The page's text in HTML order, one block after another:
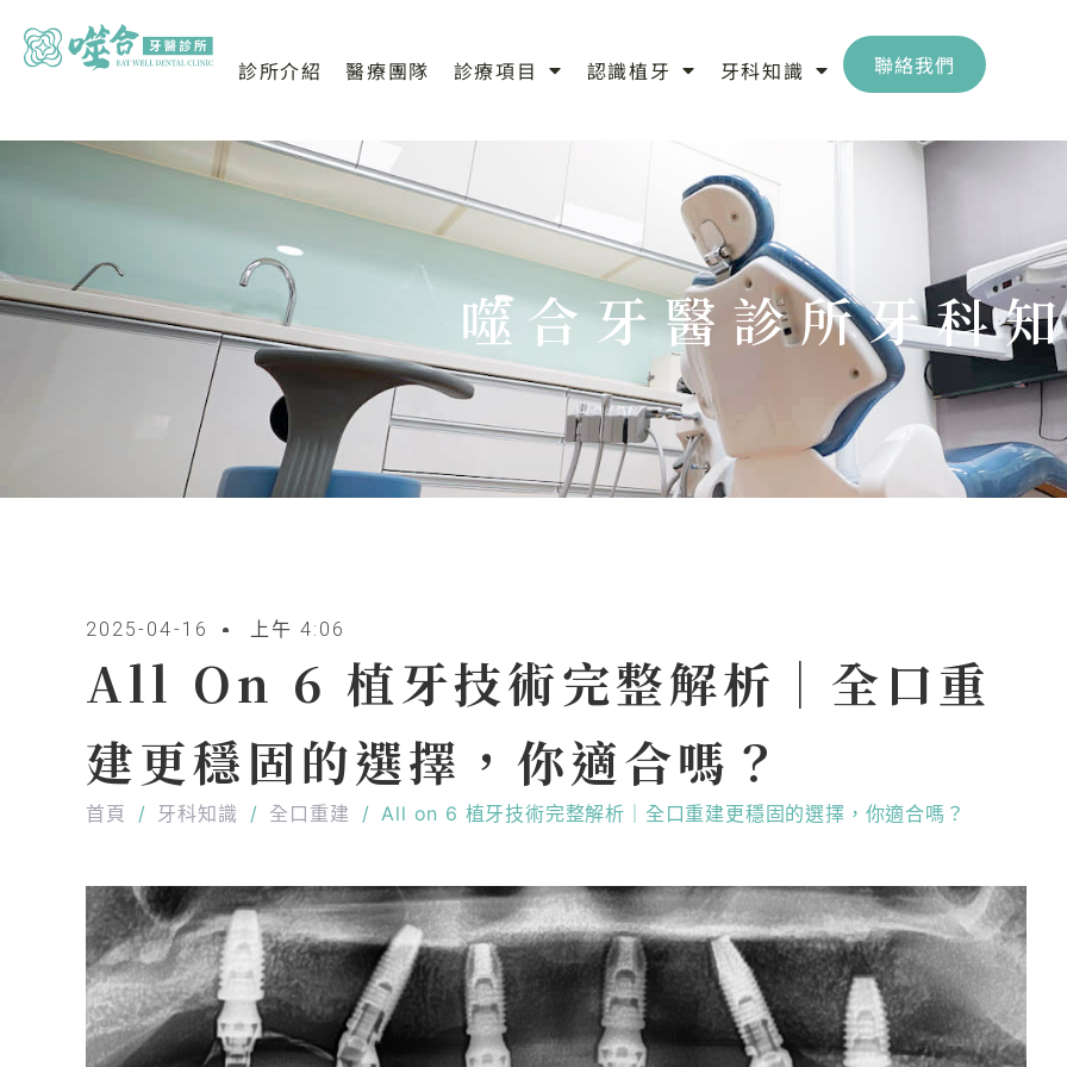
診所介紹 醫療團隊 診療項目 認識植牙 牙科知識 聯絡我們
噬合牙醫診所牙科
2025-04-16 上午 4:06
All On 6 植牙技術完整解析｜全口重
建更穩固的選擇，你適合嗎？
首頁 / 牙科知識 / 全口重建 / All on 6 植牙技術完整解析｜全口重建更穩固的選擇，你適合嗎？